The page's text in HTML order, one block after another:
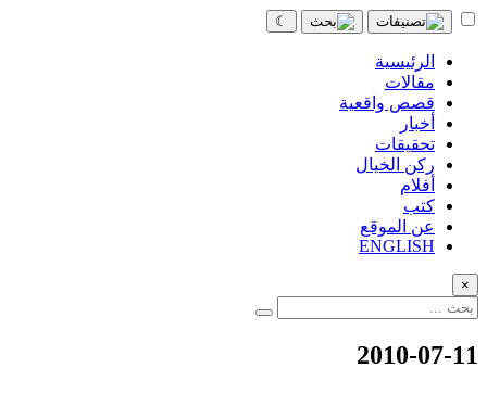
الرئيسية
مقالات
قصص واقعية
أخبار
تحقيقات
ركن الخيال
أفلام
كتب
عن الموقع
ENGLISH
2010-07-11